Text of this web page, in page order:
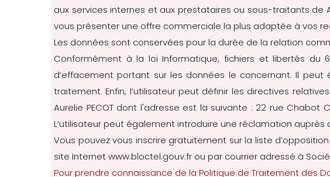
aux services internes et aux prestataires ou sous-traitants
vous présenter une offre commerciale la plus adaptée à vos
Les données sont conservées pour la durée de la relation
Conformément à la loi Informatique, fichiers et libertés du
d’effacement portant sur les données le concernant. Il
traitement. Enfin, l’utilisateur peut définir les directives
Aurelie PECOT dont l'adresse est la suivante : 22 rue
L’utilisateur peut également introduire une réclamation auprès
Vous pouvez vous inscrire gratuitement sur la liste
site Internetwww.bloctel.gouv.fr ou par courrier adressé à
Pour prendre connaissance de la Politique de Traitement des